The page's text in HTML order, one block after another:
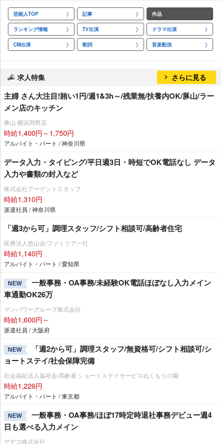
芸能人TOP 記事 作品
ランキング情報 TV出演 ドラマ出演
CM出演 歌詞 音楽配信
求人特集 さらに見る
主婦 さん大注目!賄い1円/週1&3h～/残業無/扶養内OK/豚山/ラー
メン店のキッチン
豚山 横浜岡野店
時給1,400円～1,750円
アルバイト・パート / 神奈川県
データ入力・タイピング/平日週3日・時短でOK電話なし データ
入力や書類の封入など
株式会社アーデントスタッフ
時給1,310円
派遣社員 / 神奈川県
「週3から可」調理スタッフ/シフト相談可/高齢者住宅
医療法人悠山会/ファミリア一社
時給1,140円
アルバイト・パート / 愛知県
NEW
一般事務・OA事務/未経験OK電話ほぼなし入力メイン
車通勤OK26万
マンパワーグループ株式会社
時給1,600円～
派遣社員 / 大阪府
NEW
「週2から可」調理スタッフ/無資格可/シフト相談可/シ
ョートステイ/社会保障完備
社会福祉法人嘉祥会/高齢者 ショートステイサービスぬくもりの園
時給1,226円
アルバイト・パート / 東京都
NEW
一般事務・OA事務/ほぼ17時定時退社事務デビュー週4
日も選べる入力メイン
アデコ株式会社